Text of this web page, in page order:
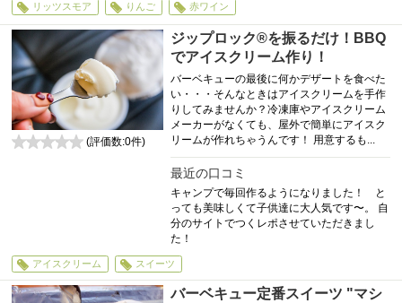
リッツスモア
りんご 赤ワイン
ジップロック®を振るだけ！BBQ
でアイスクリーム作り！
バーベキューの最後に何かデザートを食べた
い・・・そんなときはアイスクリームを手作
りしてみませんか？冷凍庫やアイスクリーム
メーカーがなくても、屋外で簡単にアイスク
リームが作れちゃうんです！ 用意するも...
最近の口コミ
キャンプで毎回作るようになりました！ と
っても美味しくて子供達に大人気です〜。 自
分のサイトでつくレポさせていただきまし
た！
(評価数:0件)
アイスクリーム スイーツ
バーベキュー定番スイーツ "マシ